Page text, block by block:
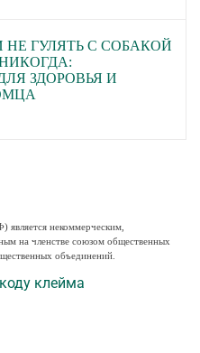
НЕ ГУЛЯТЬ С СОБАКОЙ
ЗДОРОВЬЯ И
является некоммерческим,
на членстве союзом общественных
объединений.
клейма